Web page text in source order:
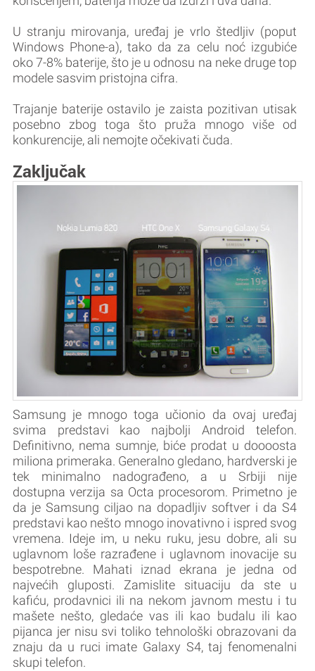
U stranju mirovanja, uređaj je vrlo štedljiv (poput
Windows Phone-a), tako da za celu noć izgubiće
oko 7-8% baterije, što je u odnosu na neke druge top
modele sasvim pristojna cifra.
Trajanje baterije ostavilo je zaista pozitivan utisak
posebno zbog toga što pruža mnogo više od
konkurencije, ali nemojte očekivati čuda.
Zaključak
Samsung je mnogo toga učionio da ovaj uređaj
svima predstavi kao najbolji Android telefon.
Definitivno, nema sumnje, biće prodat u doooosta
miliona primeraka. Generalno gledano, hardverski je
tek minimalno nadograđeno, a u Srbiji nije
dostupna verzija sa Octa procesorom. Primetno je
da je Samsung ciljao na dopadljiv softver i da S4
predstavi kao nešto mnogo inovativno i ispred svog
vremena. Ideje im, u neku ruku, jesu dobre, ali su
uglavnom loše razrađene i uglavnom inovacije su
bespotrebne. Mahati iznad ekrana je jedna od
najvećih gluposti. Zamislite situaciju da ste u
kafiću, prodavnici ili na nekom javnom mestu i tu
mašete nešto, gledaće vas ili kao budalu ili kao
pijanca jer nisu svi toliko tehnološki obrazovani da
znaju da u ruci imate Galaxy S4, taj fenomenalni
skupi telefon.